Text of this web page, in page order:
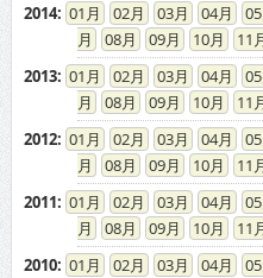
2014: 01 02 03 04 05
08
09 10 11
2013: 01 02 03 04 05
08
09 10 11
2012: 01 02 03 04 05
08
09 10 11
2011: 01 02 03 04 05
08
09 10 11
2010: 01 02 03 04 05